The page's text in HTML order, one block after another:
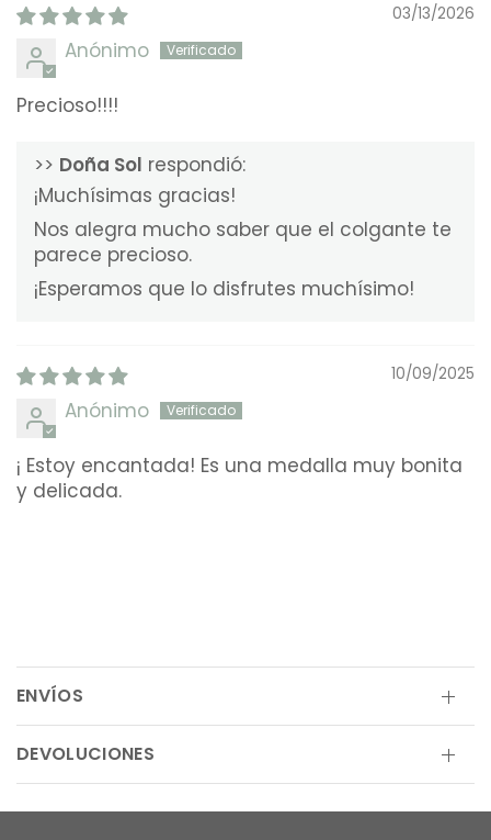
03/13/2026
Anónimo
Precioso!!!!
>> Doña Sol respondió:
¡Muchísimas gracias!
Nos alegra mucho saber que el colgante te
parece precioso.
¡Esperamos que lo disfrutes muchísimo!
10/09/2025
Anónimo
¡ Estoy encantada! Es una medalla muy bonita
y delicada.
ENVÍOS
DEVOLUCIONES